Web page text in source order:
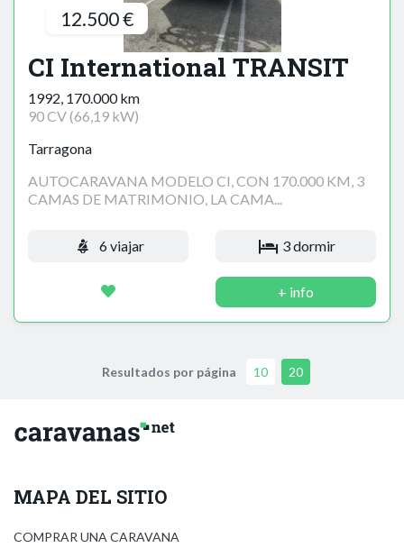
12.500 €
CI International TRANSIT
1992, 170.000 km
90 CV (66,19 kW)
Tarragona
AUTOCARAVANA MODELO CI, CON 170.000 KM, 3
CAMAS DE MATRIMONIO, LA CAMA...
6 viajar 3 dormir
+ info
Resultados por página 10 20
MAPA DEL SITIO
COMPRAR UNA CARAVANA